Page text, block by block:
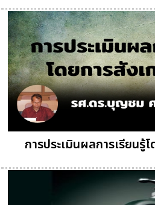
การประเมินผลการเรียนรู้